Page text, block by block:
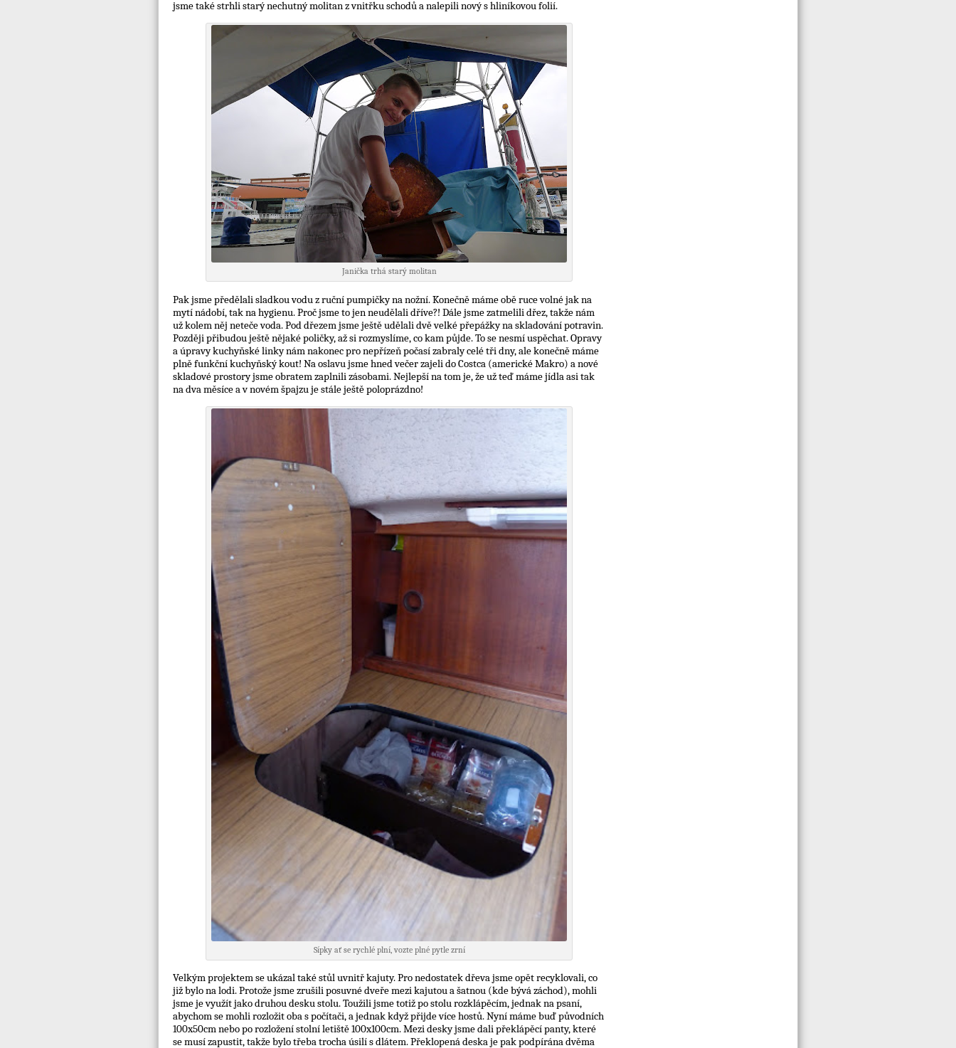
jsme také strhli starý nechutný molitan z vnitřku schodů a nalepili nový s hliníkovou folií.
Janička trhá starý molitan
Pak jsme předělali sladkou vodu z ruční pumpičky na nožní. Konečně máme obě ruce volné jak na
mytí nádobí, tak na hygienu. Proč jsme to jen neudělali dříve?! Dále jsme zatmelili dřez, takže nám
už kolem něj neteče voda. Pod dřezem jsme ještě udělali dvě velké přepážky na skladování potravin.
Později přibudou ještě nějaké poličky, až si rozmyslíme, co kam půjde. To se nesmí uspěchat. Opravy
a úpravy kuchyňské linky nám nakonec pro nepřízeň počasí zabraly celé tři dny, ale konečně máme
plně funkční kuchyňský kout! Na oslavu jsme hned večer zajeli do Costca (americké Makro) a nové
skladové prostory jsme obratem zaplnili zásobami. Nejlepší na tom je, že už teď máme jídla asi tak
na dva měsíce a v novém špajzu je stále ještě poloprázdno!
Sípky ať se rychlé plní, vozte plné pytle zrní
Velkým projektem se ukázal také stůl uvnitř kajuty. Pro nedostatek dřeva jsme opět recyklovali, co
již bylo na lodi. Protože jsme zrušili posuvné dveře mezi kajutou a šatnou (kde bývá záchod), mohli
jsme je využít jako druhou desku stolu. Toužili jsme totiž po stolu rozklápěcím, jednak na psaní,
abychom se mohli rozložit oba s počítači, a jednak když přijde více hostů. Nyní máme buď původních
100x50cm nebo po rozložení stolní letiště 100x100cm. Mezi desky jsme dali překlápěcí panty, které
se musí zapustit, takže bylo třeba trocha úsilí s dlátem. Překlopená deska je pak podpírána dvěma